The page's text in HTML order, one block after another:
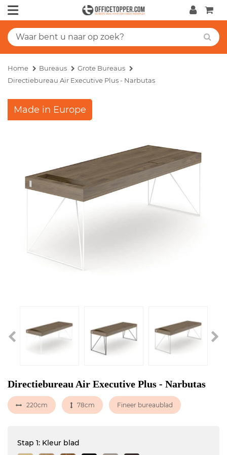
Home Bureaus
Grote Bureaus
Directiebureau Air Executive Plus - Narbutas
Made in Europe
Directiebureau Air Executive Plus - Narbutas
220cm 78cm Fineer bureaublad
Stap 1: Kleur blad